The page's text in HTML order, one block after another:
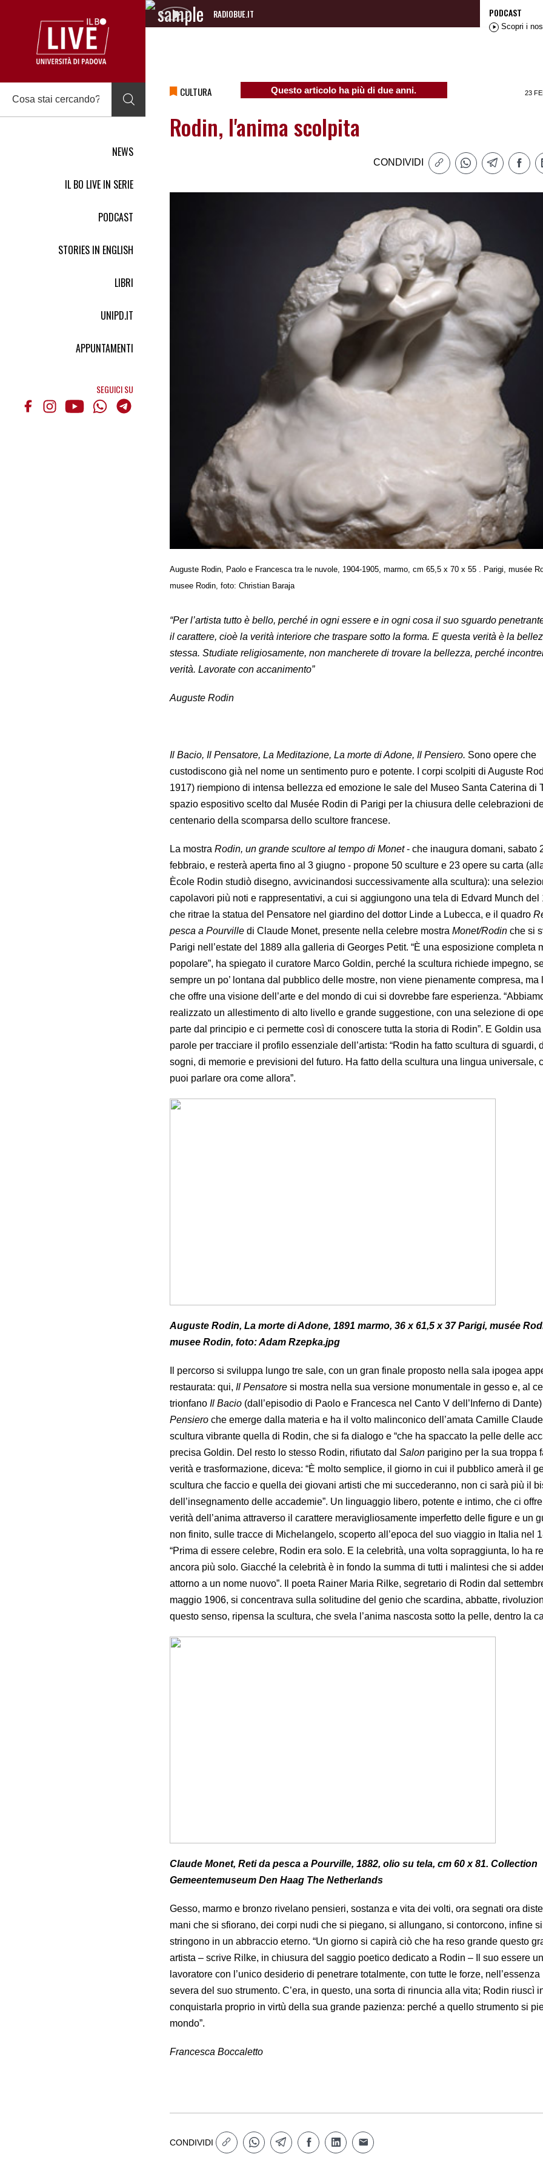
NEWS
IL BO LIVE IN SERIE
PODCAST
STORIES IN ENGLISH
LIBRI
UNIPD.IT
APPUNTAMENTI
SEGUICI SU
RADIOBUE.IT
Audio
PODCAST
Scopri i
CULTURA Questo articolo ha più di due anni. 23
Rodin, l'anima scolpita
CONDIVIDI
Auguste Rodin, Paolo e Francesca tra le nuvole, 1904-1905, marmo, cm 65,5 x 70 x 55 . Parigi, musée
musee Rodin, foto: Christian Baraja
“Per l’artista tutto è bello, perché in ogni essere e in ogni cosa il suo sguardo
il carattere, cioè la verità interiore che traspare sotto la forma. E questa verità è la
stessa. Studiate religiosamente, non mancherete di trovare la bellezza, perché
verità. Lavorate con accanimento”
Auguste Rodin
Il Bacio, Il Pensatore, La Meditazione, La morte di Adone, Il Pensiero. Sono opere che
custodiscono già nel nome un sentimento puro e potente. I corpi scolpiti di Auguste
1917) riempiono di intensa bellezza ed emozione le sale del Museo Santa Caterina di
spazio espositivo scelto dal Musée Rodin di Parigi per la chiusura delle celebrazioni
centenario della scomparsa dello scultore francese.
La mostra Rodin, un grande scultore al tempo di Monet- che inaugura domani, sabato
febbraio, e resterà aperta fino al 3 giugno - propone 50 sculture e 23 opere su carta
Ècole Rodin studiò disegno, avvicinandosi successivamente alla scultura): una
capolavori più noti e rappresentativi, a cui si aggiungono una tela di Edvard Munch del
che ritrae la statua del Pensatore nel giardino del dottor Linde a Lubecca, e il quadro
pesca a Pourville di Claude Monet, presente nella celebre mostra Monet/Rodin che si
Parigi nell’estate del 1889 alla galleria di Georges Petit. “È una esposizione completa
popolare”, ha spiegato il curatore Marco Goldin, perché la scultura richiede impegno,
sempre un po’ lontana dal pubblico delle mostre, non viene pienamente compresa, ma
che offre una visione dell’arte e del mondo di cui si dovrebbe fare esperienza.
realizzato un allestimento di alto livello e grande suggestione, con una selezione di
parte dal principio e ci permette così di conoscere tutta la storia di Rodin”. E Goldin
parole per tracciare il profilo essenziale dell’artista: “Rodin ha fatto scultura di sguardi,
sogni, di memorie e previsioni del futuro. Ha fatto della scultura una lingua universale,
puoi parlare ora come allora”.
Auguste Rodin, La morte di Adone, 1891 marmo, 36 x 61,5 x 37 Parigi, musée
musee Rodin, foto: Adam Rzepka.jpg
Il percorso si sviluppa lungo tre sale, con un gran finale proposto nella sala ipogea
restaurata: qui, Il Pensatore si mostra nella sua versione monumentale in gesso e, al
trionfano Il Bacio (dall’episodio di Paolo e Francesca nel Canto V dell’Inferno di
Pensiero che emerge dalla materia e ha il volto malinconico dell’amata Camille
scultura vibrante quella di Rodin, che si fa dialogo e “che ha spaccato la pelle delle
precisa Goldin. Del resto lo stesso Rodin, rifiutato dal Salon parigino per la sua troppa
verità e trasformazione, diceva: “È molto semplice, il giorno in cui il pubblico amerà il
scultura che faccio e quella dei giovani artisti che mi succederanno, non ci sarà più il
dell’insegnamento delle accademie”. Un linguaggio libero, potente e intimo, che ci
verità dell’anima attraverso il carattere meravigliosamente imperfetto delle figure e un
non finito, sulle tracce di Michelangelo, scoperto all’epoca del suo viaggio in Italia nel
“Prima di essere celebre, Rodin era solo. E la celebrità, una volta sopraggiunta, lo ha
ancora più solo. Giacché la celebrità è in fondo la summa di tutti i malintesi che si
attorno a un nome nuovo”. Il poeta Rainer Maria Rilke, segretario di Rodin dal
maggio 1906, si concentrava sulla solitudine del genio che scardina, abbatte,
questo senso, ripensa la scultura, che svela l’anima nascosta sotto la pelle, dentro la
Claude Monet, Reti da pesca a Pourville, 1882, olio su tela, cm 60 x 81. Collection
Gemeentemuseum Den Haag The Netherlands
Gesso, marmo e bronzo rivelano pensieri, sostanza e vita dei volti, ora segnati ora
mani che si sfiorano, dei corpi nudi che si piegano, si allungano, si contorcono, infine si
stringono in un abbraccio eterno. “Un giorno si capirà ciò che ha reso grande questo
artista – scrive Rilke, in chiusura del saggio poetico dedicato a Rodin – Il suo essere un
lavoratore con l’unico desiderio di penetrare totalmente, con tutte le forze,
severa del suo strumento. C’era, in questo, una sorta di rinuncia alla vita; Rodin riuscì
conquistarla proprio in virtù della sua grande pazienza: perché a quello strumento si
mondo”.
Francesca Boccaletto
CONDIVIDI